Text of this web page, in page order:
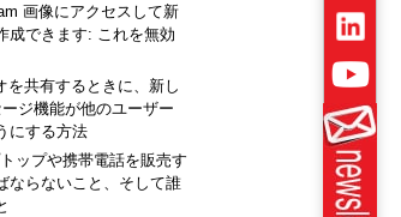
画像にアクセスして新
成できます: これを無効
を共有するときに、新し
ジ機能が他のユーザー
にする方法
ップや携帯電話を販売す
ならないこと、そして誰